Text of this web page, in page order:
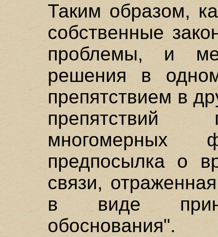
Таким образом,
собственные
проблемы, и
решения в
препятствием в
препятствий
многомерных
предпосылка о
связи,
в виде
обоснования".